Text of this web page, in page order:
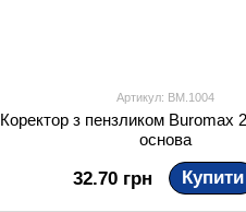
Артикул: BM.1004
Коректор з пензликом Buromax
основа
32.70 грн Купити